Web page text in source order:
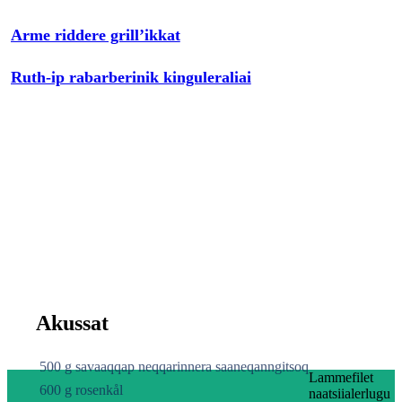
Arme riddere grill’ikkat
Ruth-ip rabarberinik kinguleraliai
Akussat
500 g savaaqqap neqqarinnera saaneqanngitsoq
600 g rosenkål
Lammefilet
naatsiialerlugu